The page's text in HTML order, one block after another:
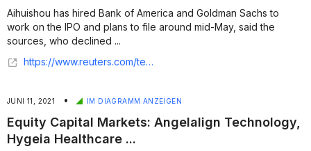
Aihuishou has hired Bank of America and Goldman Sachs to
work on the IPO and plans to file around mid-May, said the
sources, who declined ...
https://www.reuters.com/technology/used-electronics-trading-platform-aihuishou-raise-up-1-bln-us-ipo-sources-2021-04-18/
JUNI 11, 2021 • IM DIAGRAMM ANZEIGEN
Equity Capital Markets: Angelalign Technology,
Hygeia Healthcare ...